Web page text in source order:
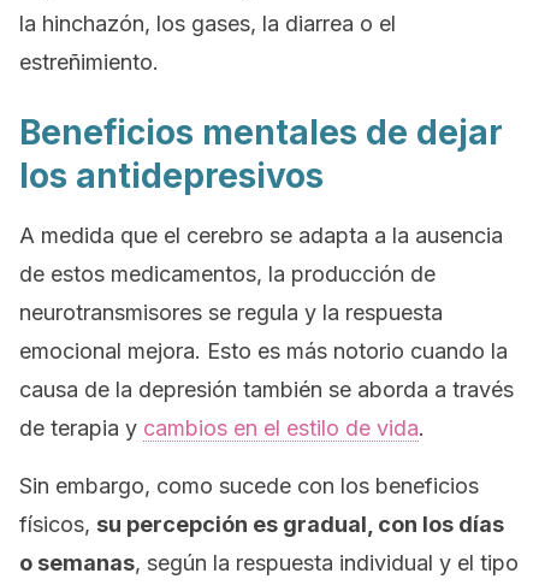
la hinchazón, los gases, la diarrea o el
estreñimiento.
Beneficios mentales de dejar
los antidepresivos
A medida que el cerebro se adapta a la ausencia
de estos medicamentos, la producción de
neurotransmisores se regula y la respuesta
emocional mejora. Esto es más notorio cuando la
causa de la depresión también se aborda a través
de terapia y cambios en el estilo de vida.
Sin embargo, como sucede con los beneficios
físicos, su percepción es gradual, con los días
o semanas, según la respuesta individual y el tipo